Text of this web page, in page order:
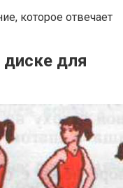
которое отвечает
для